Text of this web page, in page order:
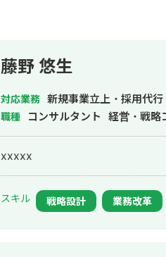
藤野 悠生
対応業務 新規事業立上・採用代行
職種 コンサルタント 経営・戦略
xxxxx
スキル 戦略設計 業務改革